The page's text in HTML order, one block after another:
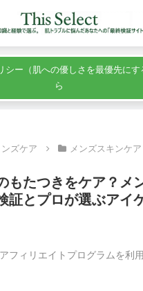
シー（肌への優しさを最優先にす
ら
ンズケア メンズスキンケア
もたつきをケア？メ
証とプロが選ぶアイ
フィリエイトプログラムを利